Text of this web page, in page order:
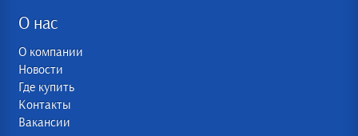
О нас
О компании
Новости
Где купить
Контакты
Вакансии